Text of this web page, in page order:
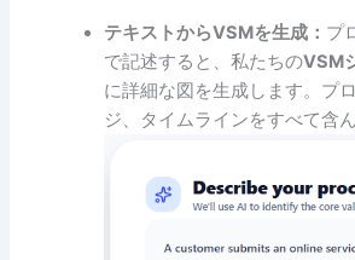
テキストからVSMを生成： プ
で記述すると、私たちのVSM
に詳細な図を生成します。プ
ジ、タイムラインをすべて含